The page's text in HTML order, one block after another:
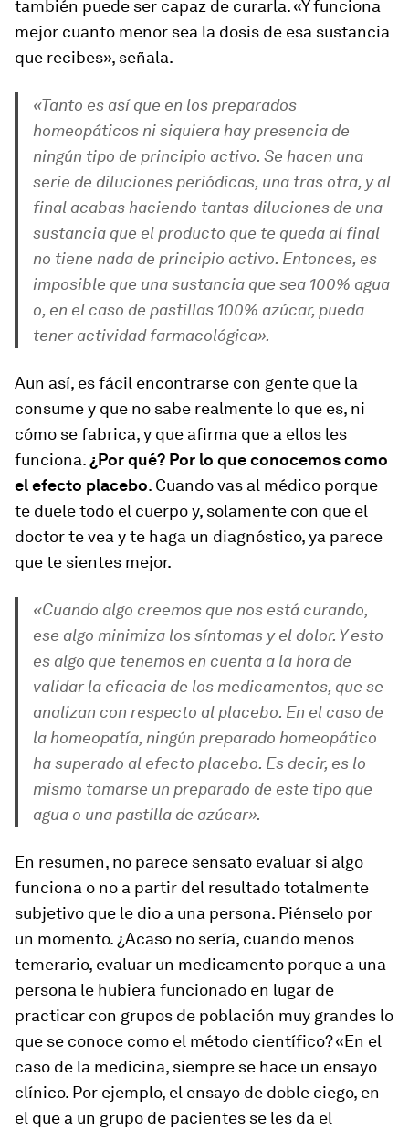
también puede ser capaz de curarla. «Y funciona
mejor cuanto menor sea la dosis de esa sustancia
que recibes», señala.
«Tanto es así que en los preparados
homeopáticos ni siquiera hay presencia de
ningún tipo de principio activo. Se hacen una
serie de diluciones periódicas, una tras otra, y al
final acabas haciendo tantas diluciones de una
sustancia que el producto que te queda al final
no tiene nada de principio activo. Entonces, es
imposible que una sustancia que sea 100% agua
o, en el caso de pastillas 100% azúcar, pueda
tener actividad farmacológica».
Aun así, es fácil encontrarse con gente que la
consume y que no sabe realmente lo que es, ni
cómo se fabrica, y que afirma que a ellos les
funciona.¿Por qué? Por lo que conocemos como
el efecto placebo. Cuando vas al médico porque
te duele todo el cuerpo y, solamente con que el
doctor te vea y te haga un diagnóstico, ya parece
que te sientes mejor.
«Cuando algo creemos que nos está curando,
ese algo minimiza los síntomas y el dolor. Y esto
es algo que tenemos en cuenta a la hora de
validar la eficacia de los medicamentos, que se
analizan con respecto al placebo. En el caso de
la homeopatía, ningún preparado homeopático
ha superado al efecto placebo. Es decir, es lo
mismo tomarse un preparado de este tipo que
agua o una pastilla de azúcar».
En resumen, no parece sensato evaluar si algo
funciona o no a partir del resultado totalmente
subjetivo que le dio a una persona. Piénselo por
un momento. ¿Acaso no sería, cuando menos
temerario, evaluar un medicamento porque a una
persona le hubiera funcionado en lugar de
practicar con grupos de población muy grandes lo
que se conoce como el método científico? «En el
caso de la medicina, siempre se hace un ensayo
clínico. Por ejemplo, el ensayo de doble ciego, en
el que a un grupo de pacientes se les da el